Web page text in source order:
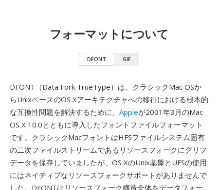
フォーマットについて
DFONT GIF
DFONT（Data Fork TrueType）は、クラシックMac OSか
らUnixベースのOS Xアーキテクチャへの移行における根本的
な互換性問題を解決するために、 Appleが2001年3月のMac
OS X 10.0とともに導入したフォントファイルフォーマット
です。クラシックMacフォントはHFSファイルシステム固有
の二次ファイルストリームであるリソースフォークにグリフ
データを保存していましたが、OS XのUnix基盤とUFSの使用
にはネイティブなリソースフォークサポートがありませんで
した。DFONTはリソースフォーク構造全体をデータフォー